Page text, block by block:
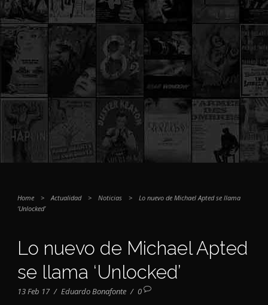
Home > Actualidad > Noticias >
Lo nuevo de Michael Apted se llama
‘Unlocked’
Lo nuevo de Michael Apted
se llama ‘Unlocked’
13 Feb 17 / Eduardo Bonafonte / 0